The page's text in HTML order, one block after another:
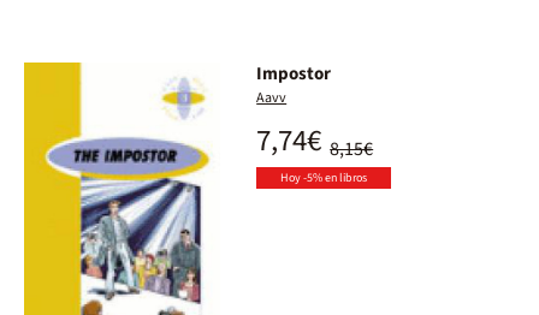
Impostor
Aavv
8,15€
7,74€
Hoy -5% en libros